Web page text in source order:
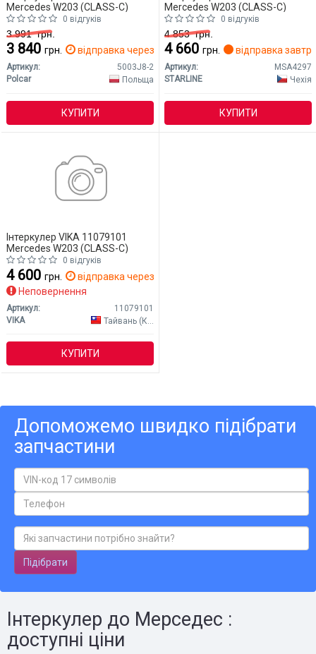
Mercedes W203 (CLASS-C)
0 відгуків
3 991грн.
3 840 грн. відправка через 2 дн.
Артикул:
5003J8-2
Polcar
Польща
КУПИТИ
Mercedes W203 (CLASS-C)
0 відгуків
4 853грн.
4 660 грн. відправка
Артикул:
MSA4297
STARLINE
Чехія
КУПИТИ
Інтеркулер VIKA 11079101
Mercedes W203 (CLASS-C)
0 відгуків
4 600 грн.
відправка через 2 дн.
Неповернення
Артикул:
11079101
VIKA
Тайвань (Китай)
КУПИТИ
Допоможемо швидко підібрати
запчастини
Підібрати
Інтеркулер до Мерседес :
доступні ціни